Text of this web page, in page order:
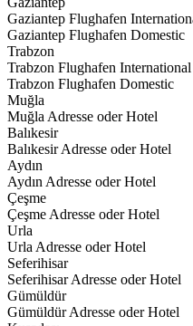
Gaziantep Flughafen
Gaziantep Flughafen Domestic
Trabzon
Trabzon Flughafen International
Trabzon Flughafen Domestic
Muğla
Muğla Adresse oder Hotel
Balıkesir
Balıkesir Adresse oder Hotel
Aydın
Aydın Adresse oder Hotel
Çeşme
Çeşme Adresse oder Hotel
Urla
Urla Adresse oder Hotel
Seferihisar
Seferihisar Adresse oder Hotel
Gümüldür
Gümüldür Adresse oder Hotel